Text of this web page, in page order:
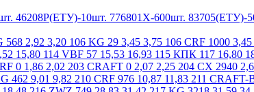
46208Р(ЕТУ)-10шт. 776801Х-600шт. 83705(ЕТУ)-
1130 2,54 2,77 60120 ZWZ 98 51,20 55,79 60202 CRAFT 0 1,91 2,08 60203 CRF 420 2,12 2,31 60206 CRF 1927 4,66 5,08 60209 СПЗ 75 8,48 9,24 60210 CRF 1330 10,92 11,90 60307 ГПЗ 1 9,13 9,94 46120 18 ГПЗ 5 46,64 50,82 66418 Л 1 ГПЗ 3 212,00 231,00 80018 CX 0 1,13 1,23 80019 CRAFT 2539 1,21 1,31 80019 KG 3300 1,21 1,31 80023 CRAFT 3610 1,17 1,27 80024 CRAFT 4177 1,17 1,27 80025 KG 0 1,17 1,27 80026 CRAFT 2346 1,06 1,16 80027 CRAFT 0 1,22 1,33 80029 KG 1460 1,38 1,50 80100 KG 4140 1,38 1,50 80101 KG 0 1,53 1,68 80102 CRF 240 1,70 1,85 80103 CRF 577 1,91 2,08 80104 CRF 1645 2,55 2,78 80105 CRF 2035 3,13 3,40 80106 CRF 1745 3,71 4,04 80107 KG 658 4,56 4,97 80108 18 ГПЗ 31 4,77 5,20 80109 KG 600 6,89 7,51 80116 CRF 100 26,29 28,64 80201 CRAFT 894 1,70 1,85 80202 CX 0 1,91 2,10 80203 KG 0 2,17 2,36 80204 CRF 603 2,97 3,26 80205 CRAFT 1396 3,39 3,78 80206 CX 4314 5,19 5,66 80207 CRF 1491 7,31 7,97 80208 CRAFT 924 8,59 9,36 80209 CRF 744 11,24 12,24 80210 CRAFT 379 11,98 13,05 80210 СПЗ 153 11,98 13,05 80211 CRF 655 13,82 15,07 80212 KG 474 17,44 19,01 80300 CRF 189 2,12 2,31 80301 KG 46 2,65 2,89 80303 ГПЗ 1 954 3,39 3,70 80305 CRAFT 1764 5,72 6,24 80306 CRF 1141 7,74 8,43 80307 CRAFT 1198 10,28 11,20 80308 CRAFT 4247 12,61 13,74 80309 CRAFT 392 15,69 17,09 80310 CRF 188 25,76 28,14 80310 KG 260 25,76 28,14 80311 CRAFT 1022 25,44 27,72 80312 KG 435 33,92 36,96 80316 KG 0 69,96 76,23 92705K CRF 90 16,01 17,44 102210 4 ГПЗ 4 10,60 12,60 102304 СПЗ 20 12,72 13,86 108710 CRF 369 13,57 14,78 127509 СПЗ-9 345 18,29 19,93 160703 CRF 838 10,07 10,97 180017 KG 0 1,06 1,16 180018 CRAFT 1470 1,17 1,27 180018 KG 5186 1,17 1,27 180019 KG 119 1,21 1,31 180019 CRF 1499 1,21 1,31 180025 CRAFT 3288 1,06 1,16 180026 KG 0 1,06 1,16 180027 CRAFT 734 1,16 1,26 180028 CRAFT 3306 1,27 1,42 180029 CRF 4066 1,48 1,62 180100 VBF 725 1,64 1,80 180100 CRF 2385 1,64 1,80 180101 KG 306 1,70 1,85 180101 CRF 2017 1,70 1,85 180102 CRF 2404 1,98 2,15 180103 VBF 1031 2,23 2,43 180104 CRF 1130 2,62 2,86 180105 KG 394 3,18 3,47 180105 CRF 1000 3,18 3,47 180106 KG 1223 3,92 4,27 180107 KG 9 4,88 5,31 180107 CRF 960 4,88 5,31 180108 KG 12 6,57 7,25 180108 CRF 756 6,57 7,25 180109 KG 1534 7,42 8,09 180110 CRF 386 10,18 11,13 180111 KG 286 12,19 13,28 180112 CRAFT 442 15,37 16,80 180114 CRF 604 21,20 23,10 180115 CRF 320 24,38 26,57 180200 CRF 1190 1,86 2,05 180201 CRAFT 942 2,01 2,19 180202 CRF 0 2,12 2,21 180203 VBF 636 2,60 2,84 180204 VBF 169 3,18 3,47 180205 CRF 619 3,92 4,27 180206 CRF 280 5,30 5,78 180207 KG 1313 7,42 8,09 180207 VBF 206 7,63 8,40 180208 CRAFT 631 9,54 10,40 180209 VBF 147 13,36 14,60 180209 CRF 462 10,49 11,43 180210 VBF 672 12,30 13,44 180210 KG 85 12,30 13,44 180211 CRAFT 287 15,90 17,33 180212 CRAFT 32 18,66 20,33 180212 KG 966 18,66 20,33 180300 CRF 890 2,15 2,36 180301 CX 835 3,07 3,36 180301 CRF 740 3,07 3,36 180302 CX 1149 3,29 3,58 180302 CRF 1243 3,29 3,58 180303 KG 205 3,82 4,16 180303 VBF 44 3,92 4,31